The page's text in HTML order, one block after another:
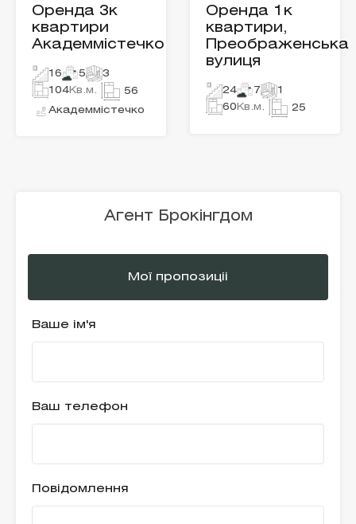
Оренда 3к
квартири
Академмістечко
16 5
3
104Кв.м. 56
Академмістечко
Оренда 1к
квартири,
Преображенська
вулиця
24 7
1
60 Кв.м. 25
Агент Брокінгдом
Мої пропозиціі
Ваше ім'я
Ваш телефон
Повідомлення